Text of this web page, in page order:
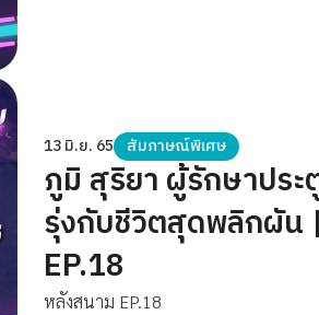
13 มิ.ย. 65 สัมภาษณ์พิเศษ
ภูมิ สุริยา ผู้รักษาประ
รุ่งกับชีวิตสุดพลิกผัน
EP.18
หลังสนาม EP.18